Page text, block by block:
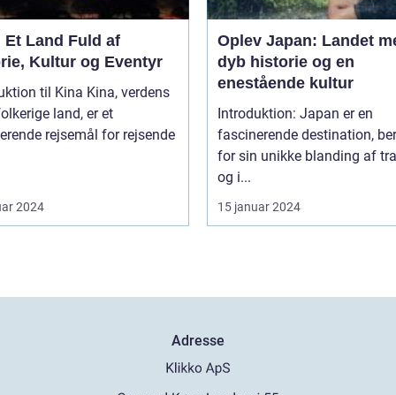
Et Land Fuld af
Kultur og Eventyr
til Kina Kina, verdens
land, er et
rejsemål for rejsende
2024
Oplev Japan: Landet
dyb historie og en
enestående kultur
Introduktion: Japan er en
fascinerende destination,
for sin unikke blanding af
og i...
15 januar 2024
Adresse